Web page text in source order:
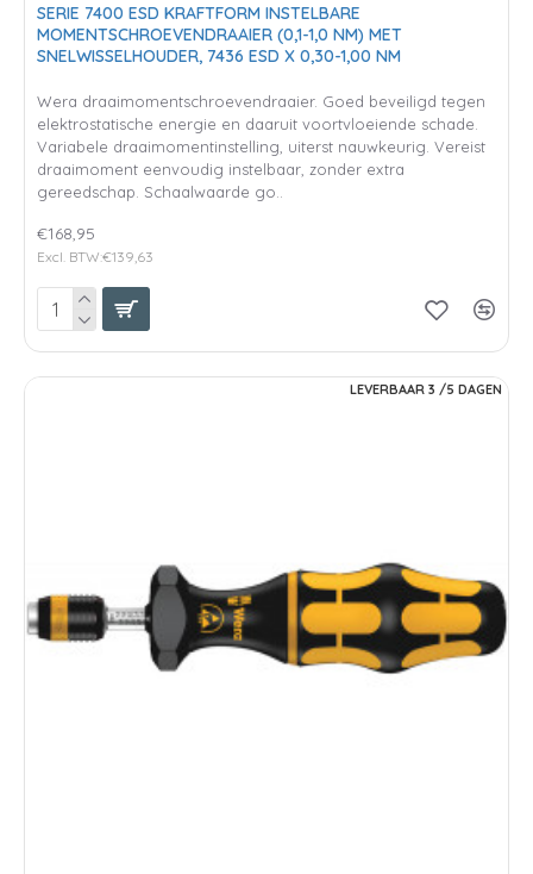
SERIE 7400 ESD KRAFTFORM INSTELBARE
MOMENTSCHROEVENDRAAIER (0,1-1,0 NM) MET
SNELWISSELHOUDER, 7436 ESD X 0,30-1,00 NM
Wera draaimomentschroevendraaier. Goed beveiligd tegen
elektrostatische energie en daaruit voortvloeiende schade.
Variabele draaimomentinstelling, uiterst nauwkeurig. Vereist
draaimoment eenvoudig instelbaar, zonder extra
gereedschap. Schaalwaarde go..
€168,95
Excl. BTW:€139,63
LEVERBAAR 3 /5 DAGEN